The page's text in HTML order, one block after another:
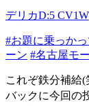
デリカD:5 CV1W
#お題に乗っか
ーン #名古屋モ
これぞ鉄分補給
バックに今回